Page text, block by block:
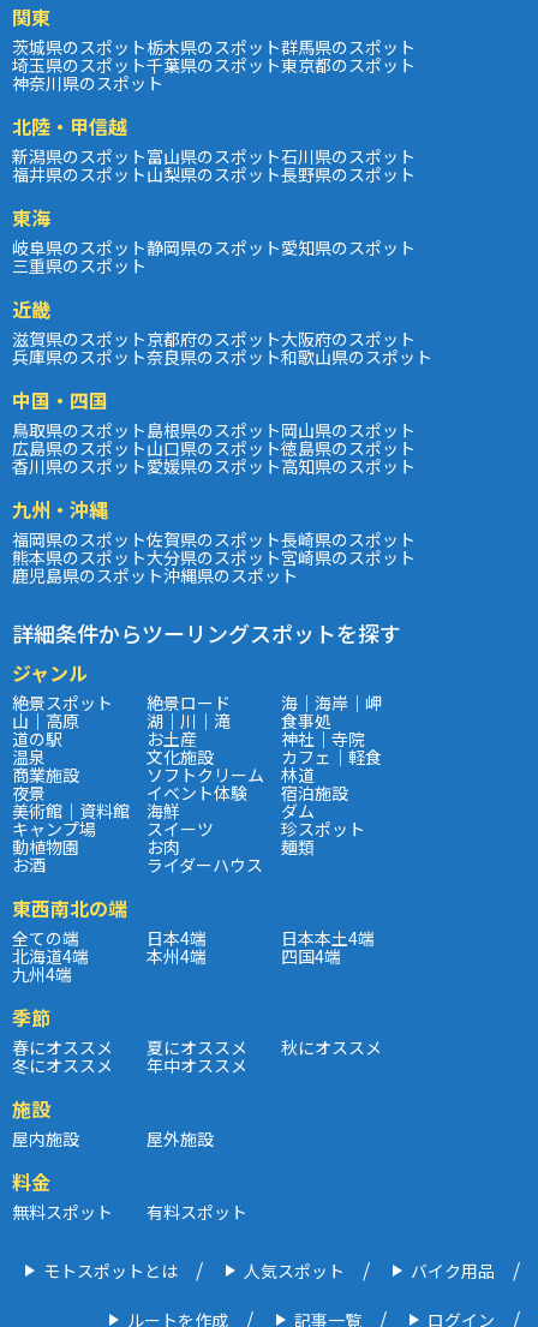
関東
茨城県のスポット栃木県のスポット群馬県のスポット
埼玉県のスポット千葉県のスポット東京都のスポット
神奈川県のスポット
北陸・甲信越
新潟県のスポット富山県のスポット石川県のスポット
福井県のスポット山梨県のスポット長野県のスポット
東海
岐阜県のスポット静岡県のスポット愛知県のスポット
三重県のスポット
近畿
滋賀県のスポット京都府のスポット大阪府のスポット
兵庫県のスポット奈良県のスポット和歌山県のスポット
中国・四国
鳥取県のスポット島根県のスポット岡山県のスポット
広島県のスポット山口県のスポット徳島県のスポット
香川県のスポット愛媛県のスポット高知県のスポット
九州・沖縄
福岡県のスポット佐賀県のスポット長崎県のスポット
熊本県のスポット大分県のスポット宮崎県のスポット
鹿児島県のスポット沖縄県のスポット
詳細条件からツーリングスポットを探す
ジャンル
絶景スポット 絶景ロード 海｜海岸｜岬
山｜高原 湖｜川｜滝 食事処
道の駅 お土産 神社｜寺院
温泉 文化施設 カフェ｜軽食
商業施設 ソフトクリーム 林道
夜景 イベント体験 宿泊施設
美術館｜資料館 海鮮 ダム
キャンプ場 スイーツ 珍スポット
動植物園 お肉 麺類
お酒 ライダーハウス
東西南北の端
全ての端 日本4端 日本本土4端
北海道4端 本州4端 四国4端
九州4端
季節
春にオススメ 夏にオススメ 秋にオススメ
冬にオススメ 年中オススメ
施設
屋内施設 屋外施設
料金
無料スポット 有料スポット
モトスポットとは 人気スポット バイク用品
ルートを作成 記事一覧 ログイン